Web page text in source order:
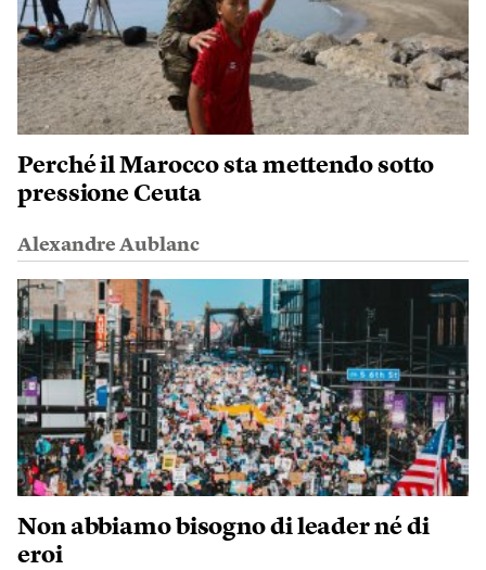
Perché il Marocco sta mettendo sotto
pressione Ceuta
Alexandre Aublanc
Non abbiamo bisogno di leader né di
eroi